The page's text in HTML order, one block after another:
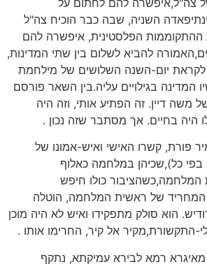
השניה, שבה כבר הוכיח צה"ל
ההתקוממות הפלסטינית, איפשרה להם
להביא לשלום בין שתי המדינות,
לקראת יום-השנה השלושים של מילחמת
המדינה בגילויים עליה.בין השאר פורסם
משה דיין. זה הפתיע אותי, וזה היה
היה בחיים. אך מסתבר שזה נכון .
פורת, קשרו האישי ואיש-אמונו של
בפי כל),שכיהן במלחמה כאלוף
המלחמה,כשהציבור כולו חיפש
המחריד של ראשית המלחמה, הוטלה
הוא סולק מתפקידו ואיש לא היה מוכן
התקשורת,מקיר אל קיר, החרימו אותו .
רמא לבירא עמיקתא, נתקף